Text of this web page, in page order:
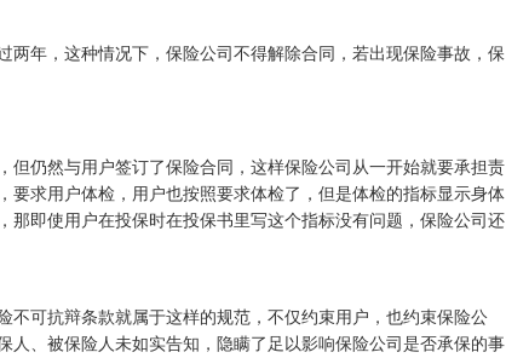
年，这种情况下，保险公司不得解除合同，若出现保险事故，保
仍然与用户签订了保险合同，这样保险公司从一开始就要承担责
要求用户体检，用户也按照要求体检了，但是体检的指标显示身体
那即使用户在投保时在投保书里写这个指标没有问题，保险公司还
可抗辩条款就属于这样的规范，不仅约束用户，也约束保险公
人、 被保险人未如实告知，隐瞒了足以影响保险公司是否承保的事